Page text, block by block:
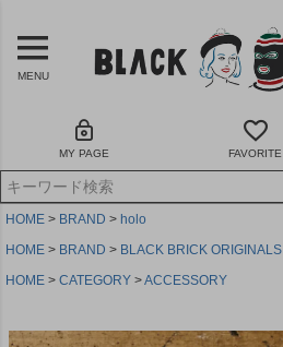
MENU
MY PAGE FAVORITE
HOME BRAND
holo
HOME
BRAND
BLACK BRICK ORIGINALS
HOME
CATEGORY ACCESSORY